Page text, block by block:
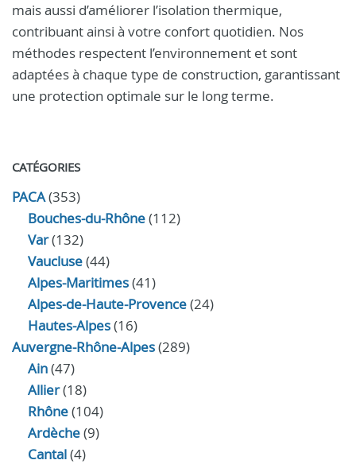
mais aussi d’améliorer l’isolation thermique,
contribuant ainsi à votre confort quotidien. Nos
méthodes respectent l’environnement et sont
adaptées à chaque type de construction, garantissant
une protection optimale sur le long terme.
CATÉGORIES
PACA(353)
Bouches-du-Rhône(112)
Var(132)
Vaucluse(44)
Alpes-Maritimes(41)
Alpes-de-Haute-Provence(24)
Hautes-Alpes(16)
Auvergne-Rhône-Alpes(289)
Ain(47)
Allier(18)
Rhône(104)
Ardèche(9)
Cantal(4)